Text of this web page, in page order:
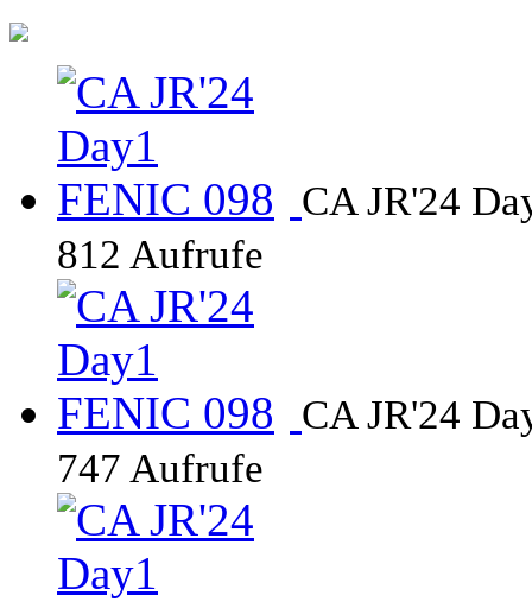
CA JR'24
812 Aufrufe
CA JR'24
747 Aufrufe